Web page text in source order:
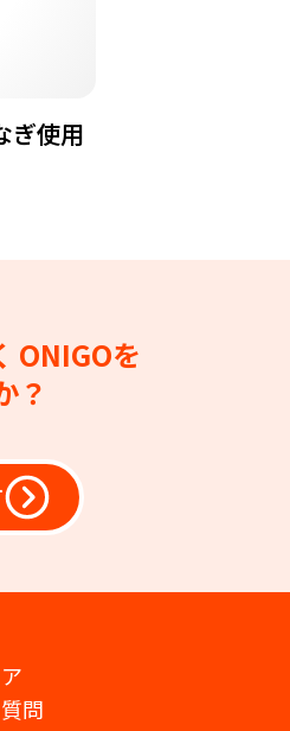
ぎ使用
ONIGOを
？
問